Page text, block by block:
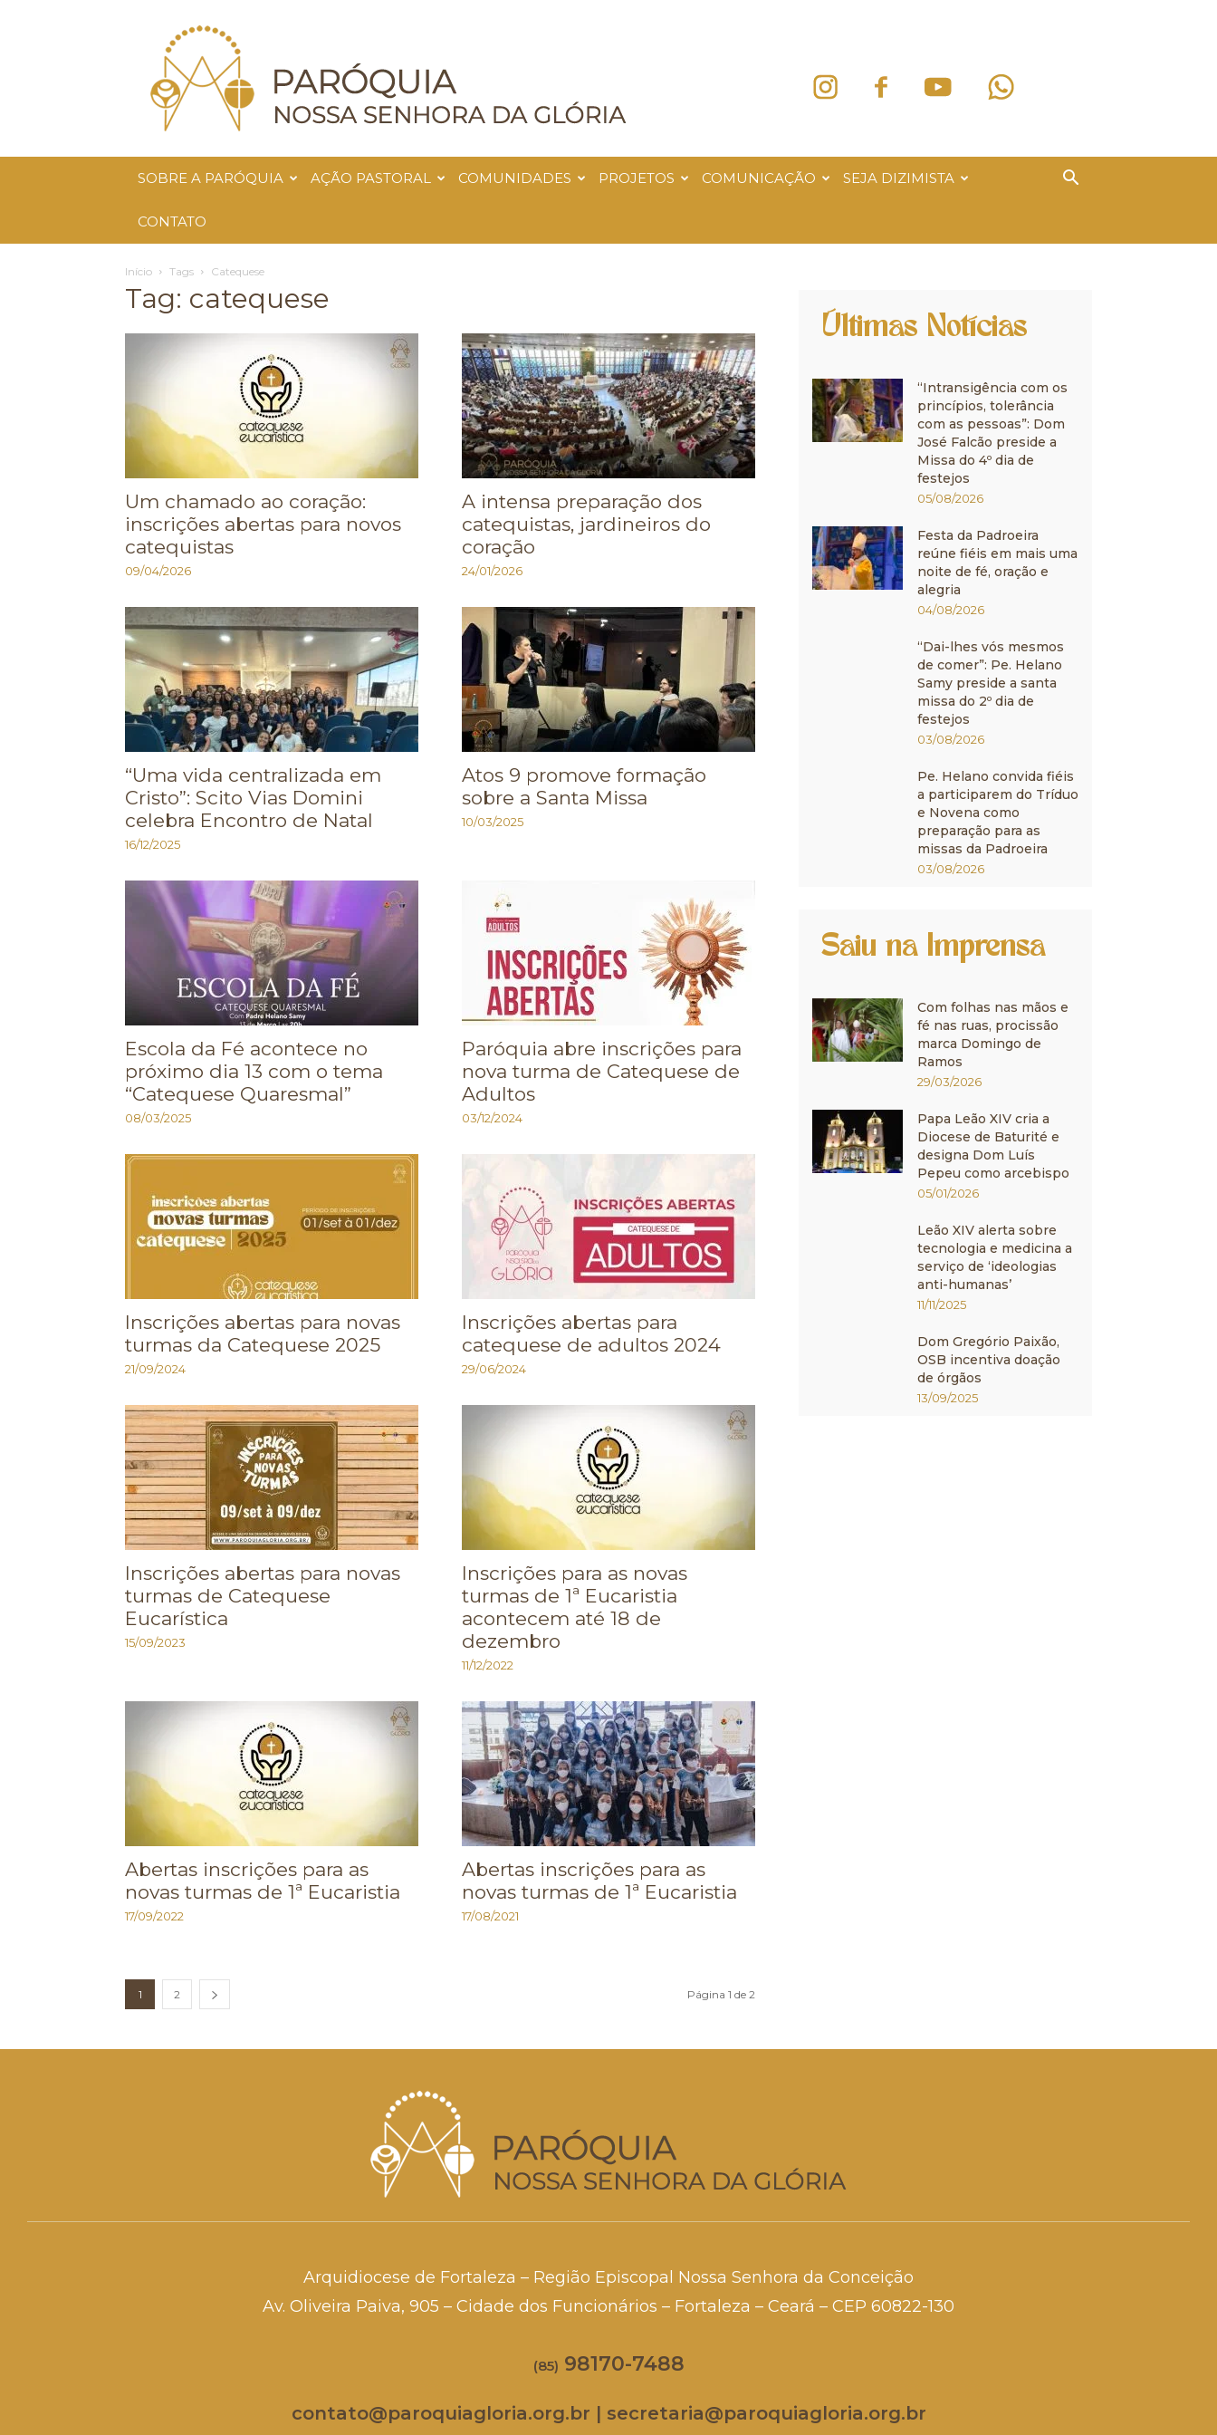
Paróquia
Nossa
Senhora
da
Glória
SOBRE A PARÓQUIA AÇÃO PASTORAL COMUNIDADES PROJETOS COMUNICAÇÃO SEJA DIZIMISTA
CONTATO
Início Tags Catequese
Tag: catequese
Um chamado ao coração:
inscrições abertas para novos
catequistas
09/04/2026
A intensa preparação dos
catequistas, jardineiros do
coração
24/01/2026
“Uma vida centralizada em
Cristo”: Scito Vias Domini
celebra Encontro de Natal
16/12/2025
Atos 9 promove formação
sobre a Santa Missa
10/03/2025
Escola da Fé acontece no
próximo dia 13 com o tema
“Catequese Quaresmal”
08/03/2025
Paróquia abre inscrições para
nova turma de Catequese de
Adultos
03/12/2024
Inscrições abertas para novas
turmas da Catequese 2025
21/09/2024
Inscrições abertas para
catequese de adultos 2024
29/06/2024
Inscrições abertas para novas
turmas de Catequese
Eucarística
15/09/2023
Inscrições para as novas
turmas de 1ª Eucaristia
acontecem até 18 de
dezembro
11/12/2022
Abertas inscrições para as
novas turmas de 1ª Eucaristia
17/09/2022
Abertas inscrições para as
novas turmas de 1ª Eucaristia
17/08/2021
1 2 Página 1 de 2
Últimas Notícias
“Intransigência com os
princípios, tolerância
com as pessoas”: Dom
José Falcão preside a
Missa do 4º dia de
festejos
05/08/2026
Festa da Padroeira
reúne fiéis em mais uma
noite de fé, oração e
alegria
04/08/2026
“Dai-lhes vós mesmos
de comer”: Pe. Helano
Samy preside a santa
missa do 2º dia de
festejos
03/08/2026
Pe. Helano convida fiéis
a participarem do Tríduo
e Novena como
preparação para as
missas da Padroeira
03/08/2026
Saiu na Imprensa
Com folhas nas mãos e
fé nas ruas, procissão
marca Domingo de
Ramos
29/03/2026
Papa Leão XIV cria a
Diocese de Baturité e
designa Dom Luís
Pepeu como arcebispo
05/01/2026
Leão XIV alerta sobre
tecnologia e medicina a
serviço de ‘ideologias
anti-humanas’
11/11/2025
Dom Gregório Paixão,
OSB incentiva doação
de órgãos
13/09/2025
Arquidiocese de Fortaleza – Região Episcopal Nossa Senhora da Conceição
Av. Oliveira Paiva, 905 – Cidade dos Funcionários – Fortaleza – Ceará – CEP 60822-130
(85) 98170-7488
contato@paroquiagloria.org.br | secretaria@paroquiagloria.org.br